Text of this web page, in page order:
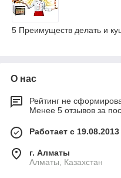
5 Преимуществ делать и
О нас
Рейтинг не
Менее 5 отзывов за
Работает с 19.08.2013
г. Алматы
Алматы, Казахстан